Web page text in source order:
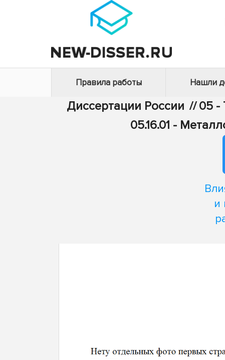
Правила работы Нашли
Диссертации России // 05 -
05.16.01 -
и